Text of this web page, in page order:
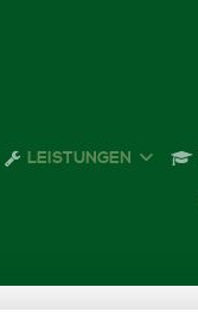
LEISTUNGEN